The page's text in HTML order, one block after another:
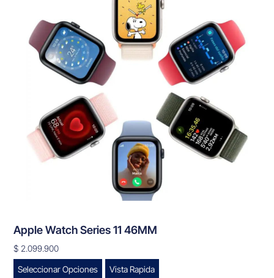
Apple Watch Series 11 46MM
$ 2.099.900
Seleccionar Opciones
Vista Rapida